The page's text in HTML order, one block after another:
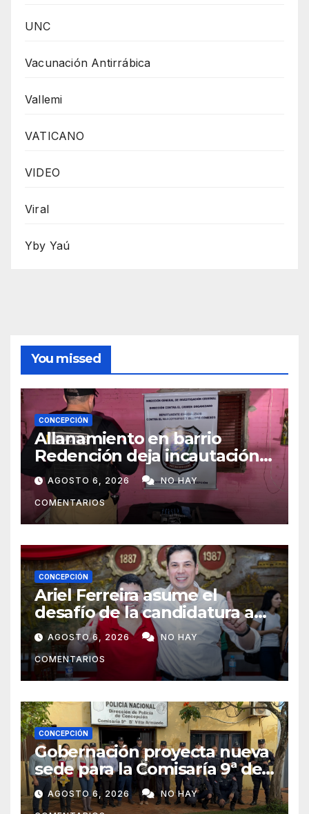
UNC
Vacunación Antirrábica
Vallemi
VATICANO
VIDEO
Viral
Yby Yaú
You missed
CONCEPCIÓN
Allanamiento en barrio
Redención deja incautación
de presunta cocaína tipo
crack en Concepción
AGOSTO 6, 2026 NO HAY
COMENTARIOS
CONCEPCIÓN
Ariel Ferreira asume el
desafío de la candidatura a
concejal tras la renuncia de
Lourdes Carduz
AGOSTO 6, 2026 NO HAY
COMENTARIOS
CONCEPCIÓN
Gobernación proyecta nueva
sede para la Comisaría 9ª de
Villa Armando tras verificar
las condiciones edilicias
AGOSTO 6, 2026 NO HAY